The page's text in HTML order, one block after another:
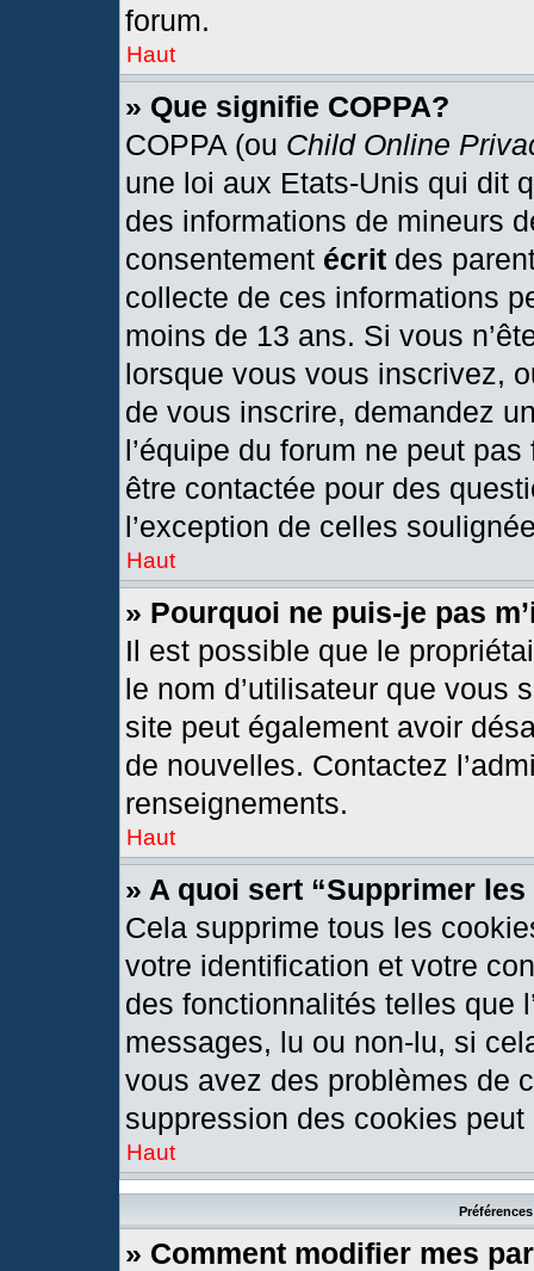
forum.
Haut
» Que signifie COPPA?
COPPA (ou Child Online
une loi aux Etats-Unis qui dit
des informations de mineurs
consentement écrit des
collecte de ces informations
moins de 13 ans. Si vous
lorsque vous vous inscrivez,
de vous inscrire, demandez
l’équipe du forum ne peut
être contactée pour des
l’exception de celles
Haut
» Pourquoi ne puis-je pas
Il est possible que le
le nom d’utilisateur que vous
site peut également avoir
de nouvelles. Contactez
renseignements.
Haut
» A quoi sert “Supprimer
Cela supprime tous les
votre identification et votre
des fonctionnalités telles que
messages, lu ou non-lu, si
vous avez des problèmes de
suppression des cookies peut
Haut
» Comment modifier mes